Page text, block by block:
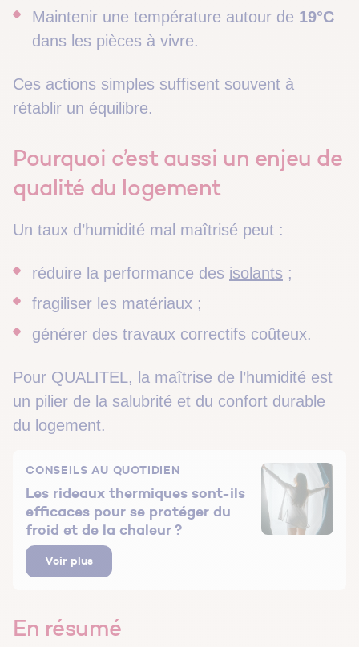
Maintenir une température autour de 19°C
dans les pièces à vivre.
Ces actions simples suffisent souvent à
rétablir un équilibre.
Pourquoi c’est aussi un enjeu de
qualité du logement
Un taux d’humidité mal maîtrisé peut :
réduire la performance des isolants ;
fragiliser les matériaux ;
générer des travaux correctifs coûteux.
Pour QUALITEL, la maîtrise de l’humidité est
un pilier de la salubrité et du confort durable
du logement.
Voir plus
Les rideaux thermiques sont-ils
efficaces pour se protéger du
froid et de la chaleur ?
CONSEILS AU QUOTIDIEN
En résumé